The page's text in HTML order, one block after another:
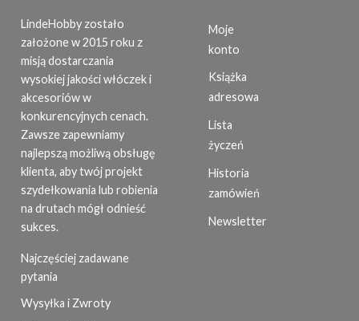
LindeHobby zostało
założone w 2015 roku z
misją dostarczania
wysokiej jakości włóczek i
akcesoriów w
konkurencyjnych cenach.
Zawsze zapewniamy
najlepszą możliwą obsługę
klienta, aby twój projekt
szydełkowania lub robienia
na drutach mógł odnieść
sukces.
Najczęściej zadawane
pytania
Wysyłka i Zwroty
Moje
konto
Książka
adresowa
Lista
życzeń
Historia
zamówień
Newsletter